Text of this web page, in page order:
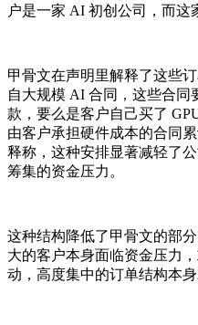
户是一家 AI 初创公司，而这
甲骨文在声明里解释了这些
自大规模 AI 合同，这些合同
款，要么是客户自己买了
由客户承担硬件成本的合同
释称，这种安排显著减轻了
筹集的资金压力。
这种结构降低了甲骨文的部
大的客户本身面临资金压力
动，高度集中的订单结构本身